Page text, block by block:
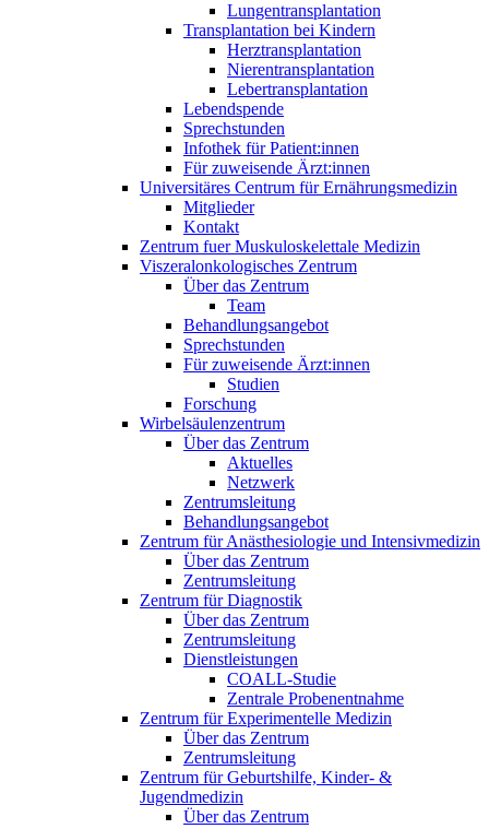
Lungentransplantation
Transplantation bei Kindern
Herztransplantation
Nierentransplantation
Lebertransplantation
Lebendspende
Sprechstunden
Infothek für Patient:innen
Für zuweisende Ärzt:innen
Universitäres Centrum für Ernährungsmedizin
Mitglieder
Kontakt
Zentrum fuer Muskuloskelettale Medizin
Viszeral­onkologisches Zentrum
Über das Zentrum
Team
Behandlungsangebot
Sprechstunden
Für zuweisende Ärzt:innen
Studien
Forschung
Wirbelsäulenzentrum
Über das Zentrum
Aktuelles
Netzwerk
Zentrumsleitung
Behandlungsangebot
Zentrum für Anästhesiologie und Intensivmedizin
Über das Zentrum
Zentrumsleitung
Zentrum für Diagnostik
Über das Zentrum
Zentrumsleitung
Dienstleistungen
COALL-Studie
Zentrale Probenentnahme
Zentrum für Experimentelle Medizin
Über das Zentrum
Zentrumsleitung
Zentrum für Geburtshilfe, Kinder- &
Jugendmedizin
Über das Zentrum